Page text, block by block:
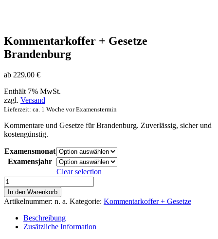
Kommentarkoffer + Gesetze
Brandenburg
ab 229,00 €
Enthält 7% MwSt.
zzgl. Versand
Lieferzeit: ca. 1 Woche vor Examenstermin
Kommentare und Gesetze für Brandenburg. Zuverlässig, sicher und
kostengünstig.
Examensmonat
Examensjahr
Clear selection
Kommentarkoffer
+
Gesetze
Brandenburg
Menge
In den Warenkorb
Artikelnummer: n. a. Kategorie: Kommentarkoffer + Gesetze
Beschreibung
Zusätzliche Information